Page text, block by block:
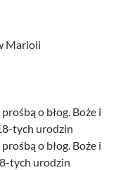
Marioli
o błog. Boże i
tych urodzin
o błog. Boże i
tych urodzin